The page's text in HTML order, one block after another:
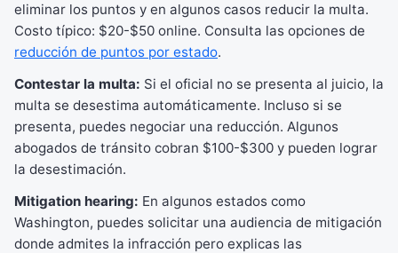
eliminar los puntos y en algunos casos reducir la multa.
Costo típico: $20-$50 online. Consulta las opciones de
reducción de puntos por estado.
Contestar la multa: Si el oficial no se presenta al juicio, la
multa se desestima automáticamente. Incluso si se
presenta, puedes negociar una reducción. Algunos
abogados de tránsito cobran $100-$300 y pueden lograr
la desestimación.
Mitigation hearing: En algunos estados como
Washington, puedes solicitar una audiencia de mitigación
donde admites la infracción pero explicas las